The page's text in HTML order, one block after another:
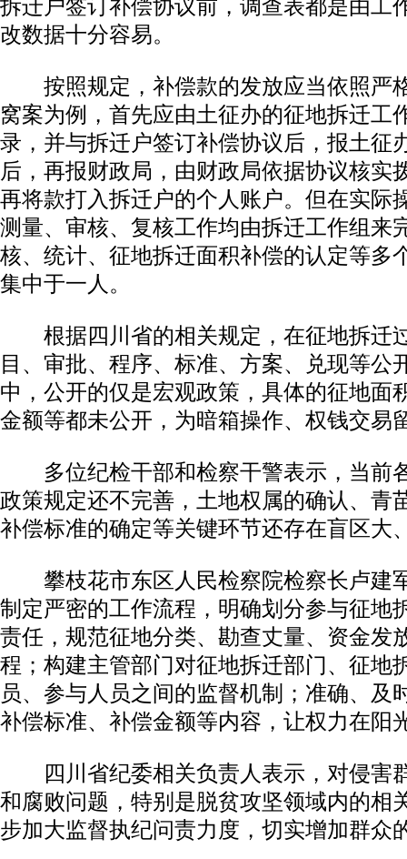
拆迁户签订补偿协议前，调查表都是由工
改数据十分容易。
按照规定，补偿款的发放应当依照严
窝案为例，首先应由土征办的征地拆迁工
录，并与拆迁户签订补偿协议后，报土征
后，再报财政局，由财政局依据协议核实
再将款打入拆迁户的个人账户。但在实际
测量、审核、复核工作均由拆迁工作组来
核、统计、征地拆迁面积补偿的认定等多
集中于一人。
根据四川省的相关规定，在征地拆迁
目、审批、程序、标准、方案、兑现等公
中，公开的仅是宏观政策，具体的征地面
金额等都未公开，为暗箱操作、权钱交易
多位纪检干部和检察干警表示，当前
政策规定还不完善，土地权属的确认、青
补偿标准的确定等关键环节还存在盲区大
攀枝花市东区人民检察院检察长卢建
制定严密的工作流程，明确划分参与征地
责任，规范征地分类、勘查丈量、资金发
程；构建主管部门对征地拆迁部门、征地
员、参与人员之间的监督机制；准确、及
补偿标准、补偿金额等内容，让权力在阳
四川省纪委相关负责人表示，对侵害
和腐败问题，特别是脱贫攻坚领域内的相
步加大监督执纪问责力度，切实增加群众